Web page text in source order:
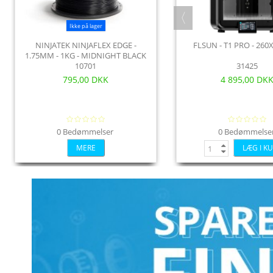
Ikke på lager
NINJATEK NINJAFLEX EDGE -
1.75MM - 1KG - MIDNIGHT BLACK
10701
795,00 DKK
0 Bedømmelser
MERE
Ikke på lager
ZORTRAX APOLLER
23670
49 375,00 DKK
0 Bedømmelser
MERE
FLSUN - T1 PRO -
31425
4 895,00 DKK
0
LÆG I
AZUREFILM PCTG
215,00
0
LÆG I